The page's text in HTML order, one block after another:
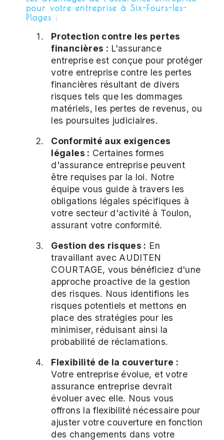
pour votre entreprise à Six-Fours-les-
Plages :
Protection contre les pertes
financières : L'assurance
entreprise est conçue pour protéger
votre entreprise contre les pertes
financières résultant de divers
risques tels que les dommages
matériels, les pertes de revenus, ou
les poursuites judiciaires.
Conformité aux exigences
légales : Certaines formes
d'assurance entreprise peuvent
être requises par la loi. Notre
équipe vous guide à travers les
obligations légales spécifiques à
votre secteur d'activité à Toulon,
assurant votre conformité.
Gestion des risques : En
travaillant avec AUDITEN
COURTAGE, vous bénéficiez d'une
approche proactive de la gestion
des risques. Nous identifions les
risques potentiels et mettons en
place des stratégies pour les
minimiser, réduisant ainsi la
probabilité de réclamations.
Flexibilité de la couverture :
Votre entreprise évolue, et votre
assurance entreprise devrait
évoluer avec elle. Nous vous
offrons la flexibilité nécessaire pour
ajuster votre couverture en fonction
des changements dans votre